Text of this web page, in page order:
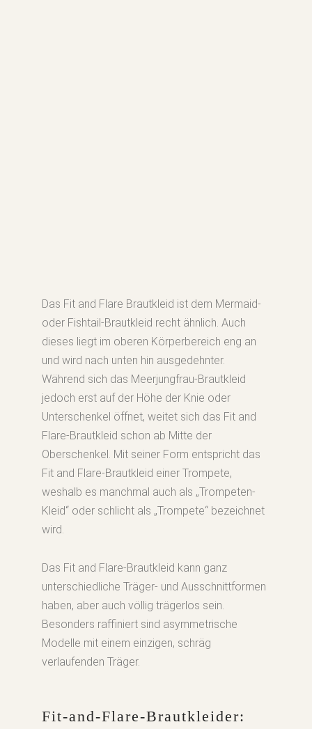
Das Fit and Flare Brautkleid ist dem Mermaid-
oder Fishtail-Brautkleid recht ähnlich. Auch
dieses liegt im oberen Körperbereich eng an
und wird nach unten hin ausgedehnter.
Während sich das Meerjungfrau-Brautkleid
jedoch erst auf der Höhe der Knie oder
Unterschenkel öffnet, weitet sich das Fit and
Flare-Brautkleid schon ab Mitte der
Oberschenkel. Mit seiner Form entspricht das
Fit and Flare-Brautkleid einer Trompete,
weshalb es manchmal auch als „Trompeten-
Kleid“ oder schlicht als „Trompete“ bezeichnet
wird.
Das Fit and Flare-Brautkleid kann ganz
unterschiedliche Träger- und Ausschnittformen
haben, aber auch völlig trägerlos sein.
Besonders raffiniert sind asymmetrische
Modelle mit einem einzigen, schräg
verlaufenden Träger.
Fit-and-Flare-Brautkleider: